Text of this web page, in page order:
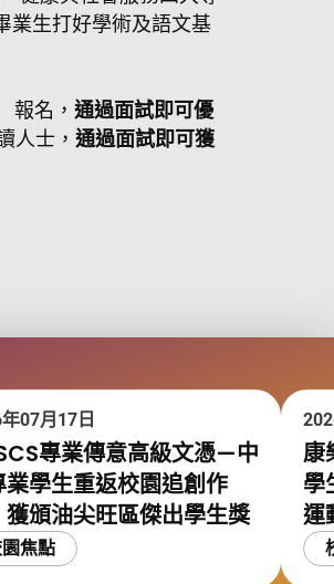
業生打好學術及語文基
報名， 通過面試即可優
人士， 通過面試即可獲
07月17日
專業傳意高級文憑—中
業學生重返校園追創作
頒油尖旺區傑出學生獎
焦點
康
學
運